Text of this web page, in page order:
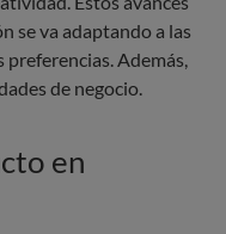
se va adaptando a las
Además,
de negocio.
en